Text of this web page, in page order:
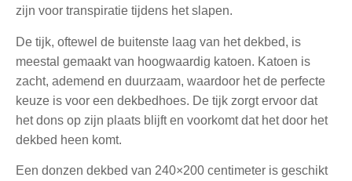
zijn voor transpiratie tijdens het slapen.
De tijk, oftewel de buitenste laag van het dekbed, is
meestal gemaakt van hoogwaardig katoen. Katoen is
zacht, ademend en duurzaam, waardoor het de perfecte
keuze is voor een dekbedhoes. De tijk zorgt ervoor dat
het dons op zijn plaats blijft en voorkomt dat het door het
dekbed heen komt.
Een donzen dekbed van 240×200 centimeter is geschikt